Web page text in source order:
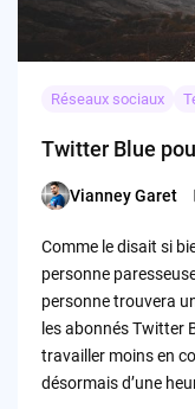
Réseaux sociaux
Twitter Blue
Posted
Vianney Garet
Comme le disait si
personne
personne trouvera
les abonnés Twitter
travailler moins en
désormais d’une